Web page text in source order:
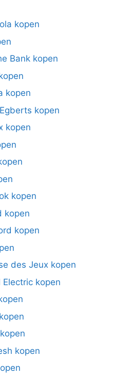
kopen
Bank kopen
kopen
kopen
kopen
kopen
kopen
kopen
des Jeux kopen
kopen
kopen